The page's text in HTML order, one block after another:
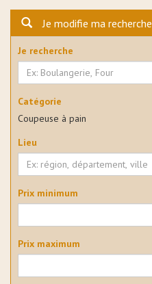
Je modifie ma recherche
Je recherche
Catégorie
Coupeuse à pain
Lieu
Prix minimum
Prix maximum